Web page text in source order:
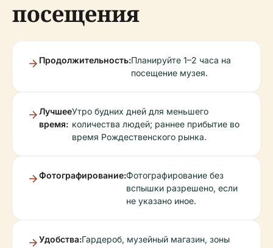
посещения
Продолжительность:Планируйте 1–2 часа на
посещение музея.
Лучшее
время:
Утро будних дней для меньшего
количества людей; раннее прибытие во
время Рождественского рынка.
Фотографирование:Фотографирование без
вспышки разрешено, если
не указано иное.
Удобства:Гардероб, музейный магазин, зоны